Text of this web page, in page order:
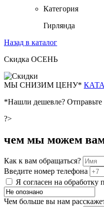
Категория
Гирлянда
Назад в каталог
Скидка ОСЕНЬ
МЫ СНИЗИМ ЦЕНУ*
*Нашли дешевле? Отправьте
?>
чем мы можем
Как к вам обращаться?
Введите номер телефона
Я согласен на обработку
Чем больше вы нам